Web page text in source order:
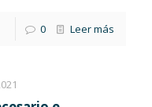
0 Leer más